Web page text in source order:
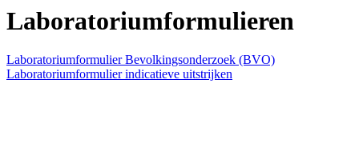
Laboratoriumformulieren
Laboratoriumformulier Bevolkingsonderzoek (BVO)
Laboratoriumformulier indicatieve uitstrijken